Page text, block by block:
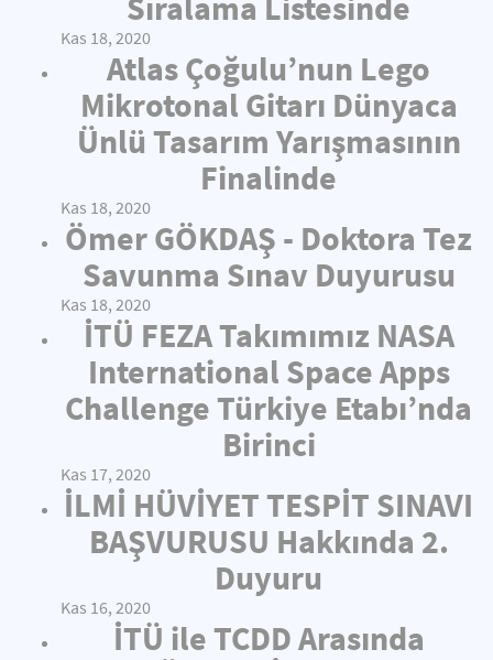
Kas 18, 2020
Atlas Çoğulu’nun Lego
Mikrotonal Gitarı Dünyaca
Ünlü Tasarım Yarışmasının
Finalinde
Kas 18, 2020
Ömer GÖKDAŞ - Doktora Tez
Savunma Sınav Duyurusu
Kas 18, 2020
İTÜ FEZA Takımımız NASA
International Space Apps
Challenge Türkiye Etabı’nda
Birinci
Kas 17, 2020
İLMİ HÜVİYET TESPİT SINAVI
BAŞVURUSU Hakkında 2.
Duyuru
Kas 16, 2020
İTÜ ile TCDD Arasında